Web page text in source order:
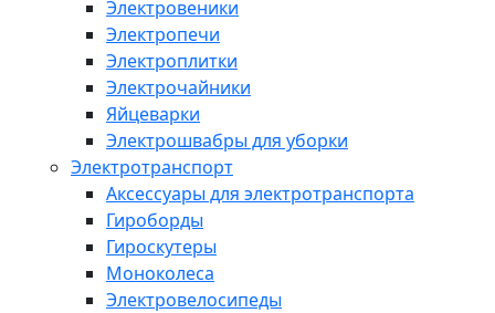
Электровеники
Электропечи
Электроплитки
Электрочайники
Яйцеварки
Электрошвабры для уборки
Электротранспорт
Аксессуары для электротранспорта
Гироборды
Гироскутеры
Моноколеса
Электровелосипеды